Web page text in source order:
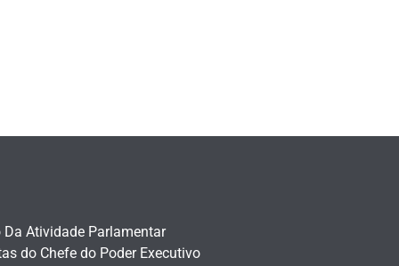
Da Atividade Parlamentar
do Chefe do Poder Executivo